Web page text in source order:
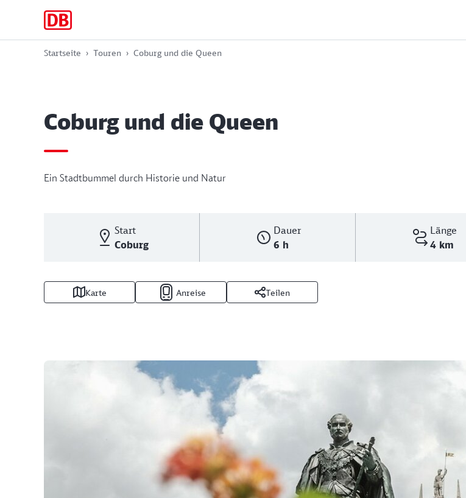
Startseite Touren Coburg und die Queen
Coburg und die Queen
Ein Stadtbummel durch Historie und Natur
Start
Coburg
Dauer
6 h
Länge
4 km
Karte Anreise Teilen